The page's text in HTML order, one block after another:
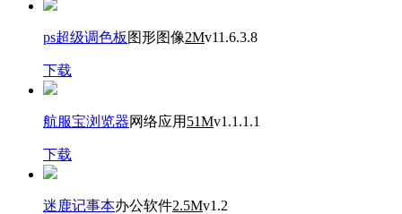
ps超级调色板 图形图像2Mv11.6.3.8
下载
航服宝浏览器网络应用 51Mv1.1.1.1
下载
迷鹿记事本办公软件2.5Mv1.2